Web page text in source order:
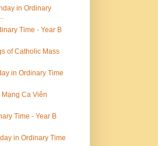
in Ordinary
Time - Year B
of Catholic Mass
in Ordinary Time
Ca Viên
Time - Year B
in Ordinary Time